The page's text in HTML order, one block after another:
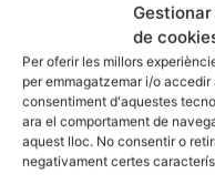
de
Per oferir les millors
per emmagatzemar i/o
consentiment d'aquestes
ara el comportament de
aquest lloc. No consentir o
negativament certes
No hi ha normativa
instal·lacions
principis generals de
Si el perjudici és
l’ombra és posterior
reclamació civil.